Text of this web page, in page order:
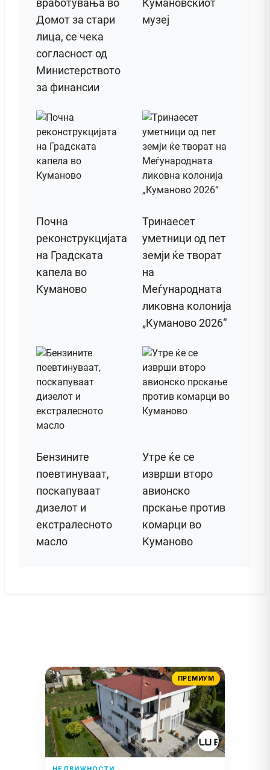
вработувања во
Домот за стари
лица, се чека
согласност од
Министерството
за финансии
Кумановскиот
музеј
Почна
реконструкцијата
на Градската
капела во
Куманово
Тринаесет
уметници од пет
земји ќе творат
на
Меѓународната
ликовна колонија
„Куманово 2026“
Бензините
поевтинуваат,
поскапуваат
дизелот и
екстралесното
масло
Утре ќе се
изврши второ
авионско
прскање против
комарци во
Куманово
ПРЕМИУМ